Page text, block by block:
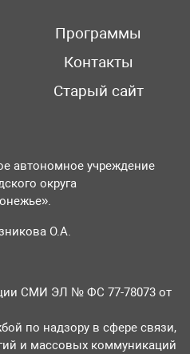
Программы
Контакты
Старый сайт
автономное учреждение
округа
О.А.
СМИ ЭЛ № ФС 77-78073 от
по надзору в сфере связи,
и массовых коммуникаций